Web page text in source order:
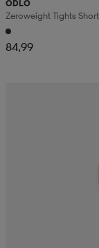
ODLO
Zeroweight Tights Short
84,99